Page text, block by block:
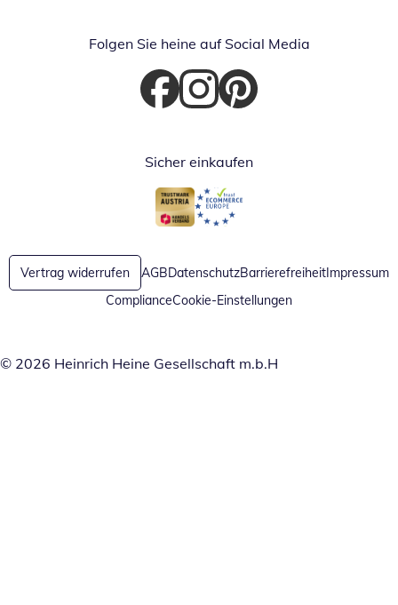
Folgen Sie heine auf Social Media
Öffnet in neuem Fenster
Öffnet in neuem Fenster
Öffnet in neuem Fenster
Sicher einkaufen
Öffnet in neuem Fenster
Öffnet in neuem Fenster
Vertrag widerrufen AGBDatenschutzBarrierefreiheitImpressum
ComplianceCookie-Einstellungen
© 2026 Heinrich Heine Gesellschaft m.b.H